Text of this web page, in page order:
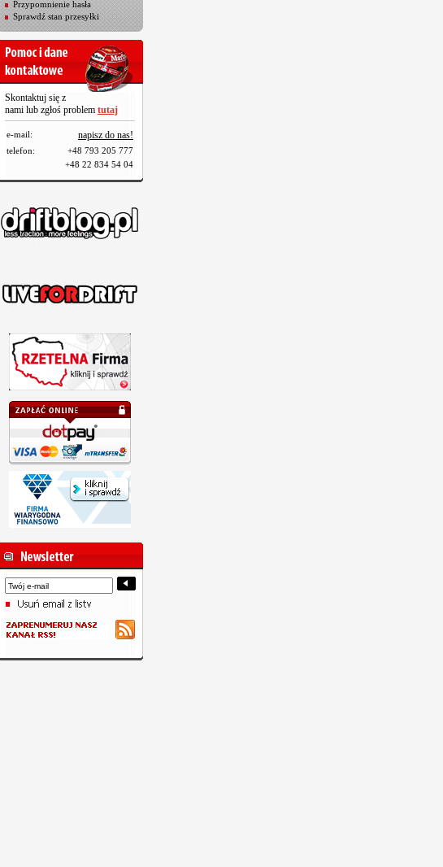
Przypomnienie hasła
Sprawdź stan przesyłki
Skontaktuj się z
nami lub zgłoś problem tutaj
e-mail: napisz do nas!
telefon:
+48 793 205 777
+48 22 834 54 04